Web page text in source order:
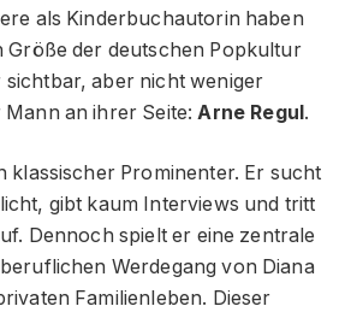
als Kinderbuchautorin haben
Größe der deutschen Popkultur
sichtbar, aber nicht weniger
an ihrer Seite: Arne Regul.
klassischer Prominenter. Er sucht
gibt kaum Interviews und tritt
Dennoch spielt er eine zentrale
Werdegang von Diana
Familienleben. Dieser